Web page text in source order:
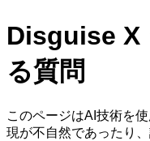
Disguise X
る質問
このページはAI技術を
現が不自然であったり